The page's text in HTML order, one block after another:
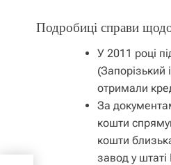
Подробиці справи
У 2011 році
(Запорізький
отримали
За
кошти
кошти
завод у штаті